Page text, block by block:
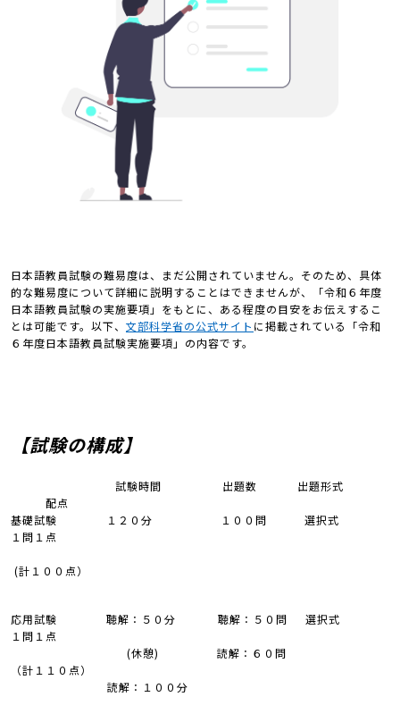
日本語教員試験の難易度は、まだ公開されていません。そのため、具体
的な難易度について詳細に説明することはできませんが、「令和６年度
日本語教員試験の実施要項」をもとに、ある程度の目安をお伝えするこ
とは可能です。以下、 文部科学省の公式サイト に掲載されている「令和
６年度日本語教員試験実施要項」の内容です。
【試験の構成】
試験時間 出題数 出題形式
配点
基礎試験 １２０分 １００問 選択式
１問１点
(計１００点）
応用試験 聴解：５０分 聴解：５０問 選択式
１問１点
(休憩) 読解：６０問
（計１１０点）
読解：１００分